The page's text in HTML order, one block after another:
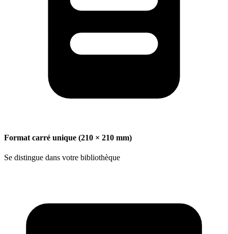
Format carré unique (210 × 210 mm)
Se distingue dans votre bibliothèque